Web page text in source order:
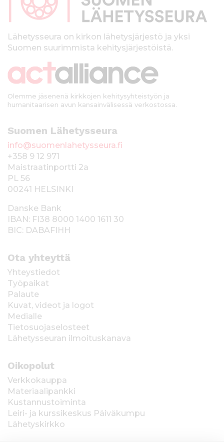
kLähetysseura on kirkon lähetysjärjestö ja yksi
Suomen suurimmista kehitysjärjestöistä.
Olemme jäsenenä kirkkojen kehitysyhteistyön ja
humanitaarisen avun kansainvälisessä verkostossa.
Suomen Lähetysseura
info@suomenlahetysseura.fi
+358 9 12 971
Maistraatinportti 2a
PL 56
00241 HELSINKI
Danske Bank
IBAN: FI38 8000 1400 1611 30
BIC: DABAFIHH
Ota yhteyttä
Yhteystiedot
Työpaikat
Palaute
Kuvat, videot ja logot
Medialle
Tietosuojaselosteet
Lähetysseuran ilmoituskanava
Oikopolut
Verkkokauppa
Materiaalipankki
Kustannustoiminta
Leiri- ja kurssikeskus Päiväkumpu
Lähetyskirkko